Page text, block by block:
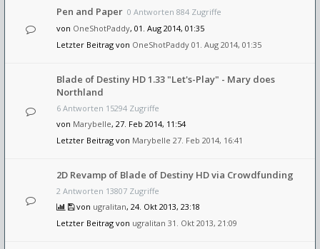
Pen and Paper 0 Antworten 884 Zugriffe
von OneShotPaddy, 01. Aug 2014, 01:35
Letzter Beitrag von OneShotPaddy 01. Aug 2014, 01:35
Blade of Destiny HD 1.33 "Let's-Play" - Mary does
Northland
6 Antworten 15294 Zugriffe
von Marybelle, 27. Feb 2014, 11:54
Letzter Beitrag von Marybelle 27. Feb 2014, 16:41
2D Revamp of Blade of Destiny HD via Crowdfunding
2 Antworten 13807 Zugriffe
von ugralitan, 24. Okt 2013, 23:18
Letzter Beitrag von ugralitan 31. Okt 2013, 21:09